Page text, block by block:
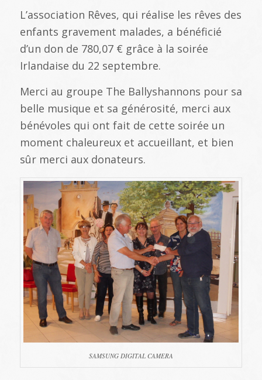
L’association Rêves, qui réalise les rêves des
enfants gravement malades, a bénéficié
d’un don de 780,07 € grâce à la soirée
Irlandaise du 22 septembre.
Merci au groupe The Ballyshannons pour sa
belle musique et sa générosité, merci aux
bénévoles qui ont fait de cette soirée un
moment chaleureux et accueillant, et bien
sûr merci aux donateurs.
SAMSUNG DIGITAL CAMERA